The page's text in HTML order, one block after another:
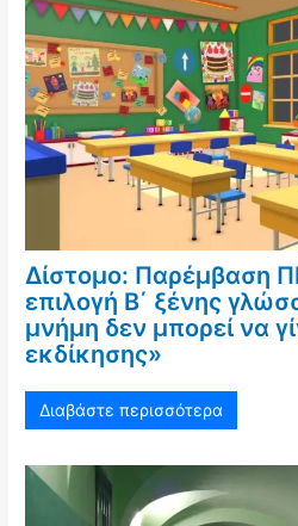
Δίστομο: Παρέμβαση
επιλογή Β΄ ξένης
μνήμη δεν μπορεί να
εκδίκησης»
Διαβάστε περισσότερα